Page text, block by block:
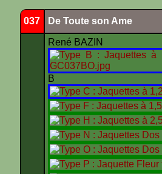
037 De Toute son Ame
René BAZIN
B